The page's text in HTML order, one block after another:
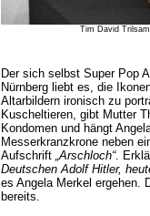
Tim David
Der sich selbst Super Pop
Nürnberg liebt es, die
Altarbildern ironisch zu
Kuscheltieren, gibt Mutter
Kondomen und hängt
Messerkranzkrone neben
Aufschrift „Arschloch“.
Deutschen Adolf Hitler,
es Angela Merkel ergehen.
bereits.